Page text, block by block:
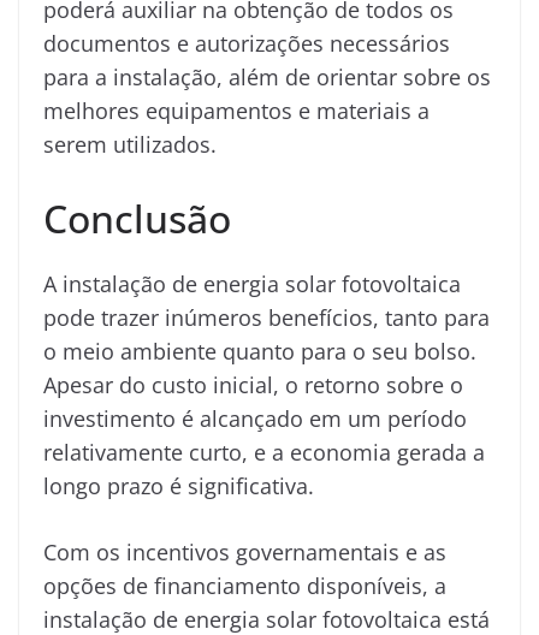
poderá auxiliar na obtenção de todos os
documentos e autorizações necessários
para a instalação, além de orientar sobre os
melhores equipamentos e materiais a
serem utilizados.
Conclusão
A instalação de energia solar fotovoltaica
pode trazer inúmeros benefícios, tanto para
o meio ambiente quanto para o seu bolso.
Apesar do custo inicial, o retorno sobre o
investimento é alcançado em um período
relativamente curto, e a economia gerada a
longo prazo é significativa.
Com os incentivos governamentais e as
opções de financiamento disponíveis, a
instalação de energia solar fotovoltaica está